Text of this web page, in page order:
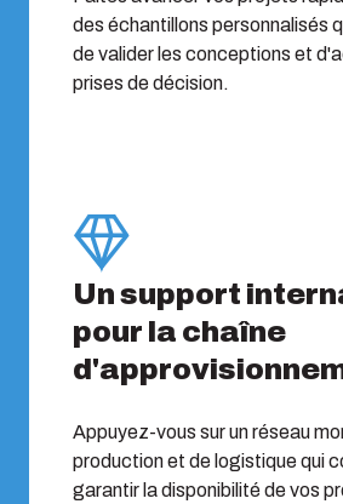
des échantillons personnalisés
de valider les conceptions et
prises de décision.
Un support
pour la chaîne
Appuyez-vous sur un réseau
production et de logistique qui
garantir la disponibilité de vos